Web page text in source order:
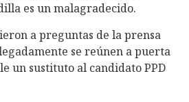
es un malagradecido.
a preguntas de la prensa
se reúnen a puerta
un sustituto al candidato PPD